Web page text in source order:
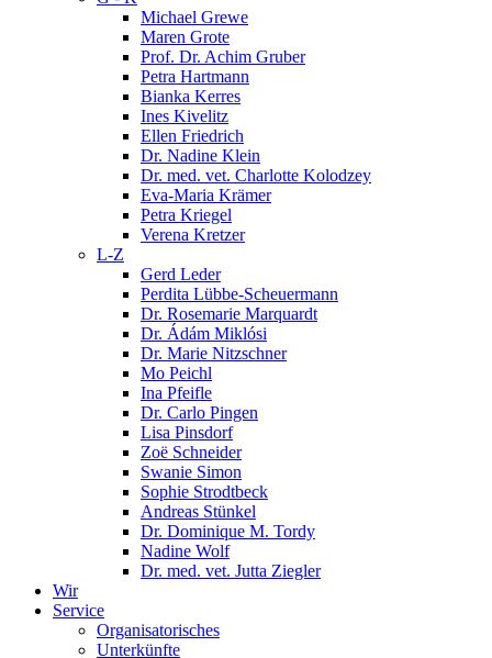
Michael Grewe
Maren Grote
Prof. Dr. Achim Gruber
Petra Hartmann
Bianka Kerres
Ines Kivelitz
Ellen Friedrich
Dr. Nadine Klein
Dr. med. vet. Charlotte Kolodzey
Eva-Maria Krämer
Petra Kriegel
Verena Kretzer
L-Z
Gerd Leder
Perdita Lübbe-Scheuermann
Dr. Rosemarie Marquardt
Dr. Ádám Miklósi
Dr. Marie Nitzschner
Mo Peichl
Ina Pfeifle
Dr. Carlo Pingen
Lisa Pinsdorf
Zoë Schneider
Swanie Simon
Sophie Strodtbeck
Andreas Stünkel
Dr. Dominique M. Tordy
Nadine Wolf
Dr. med. vet. Jutta Ziegler
Wir
Service
Organisatorisches
Unterkünfte